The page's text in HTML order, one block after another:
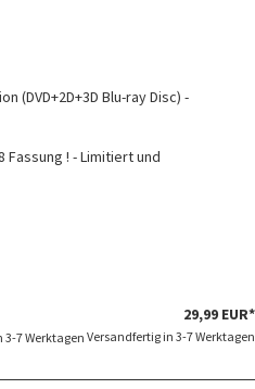
(DVD+2D+3D Blu-ray Disc) -
Fassung ! - Limitiert und
29,99 EUR*
Versandfertig in 3-7 Werktagen